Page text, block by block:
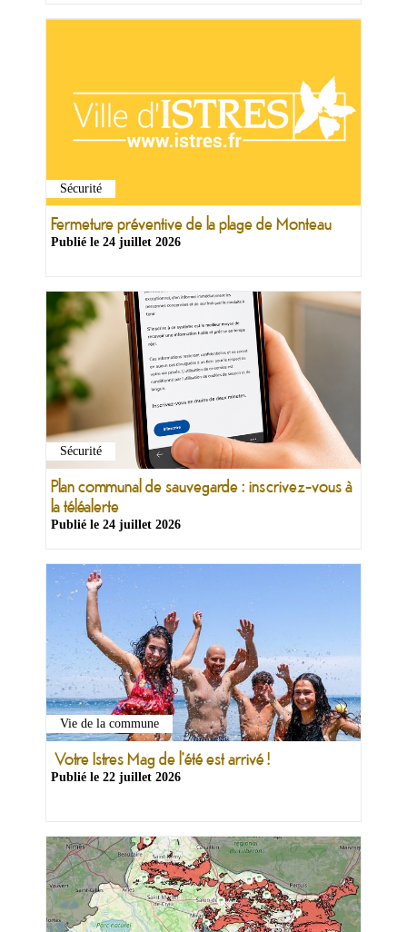
Sécurité
Fermeture préventive de la plage de Monteau
Publié le 24 juillet 2026
Sécurité
Plan communal de sauvegarde : inscrivez-vous à
la téléalerte
Publié le 24 juillet 2026
Vie de la commune
Votre Istres Mag de l'été est arrivé !
Publié le 22 juillet 2026